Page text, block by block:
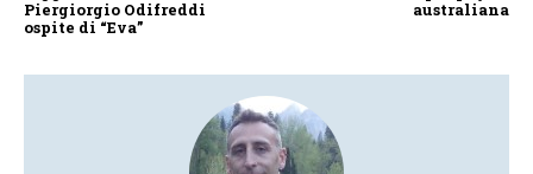
Piergiorgio Odifreddi
ospite di “Eva”
australiana